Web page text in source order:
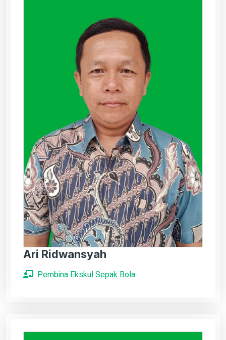
Ari Ridwansyah
Pembina Ekskul Sepak Bola